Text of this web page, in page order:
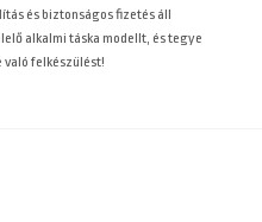
és biztonságos fizetés áll
alkalmi táska modellt, és tegye
való felkészülést!